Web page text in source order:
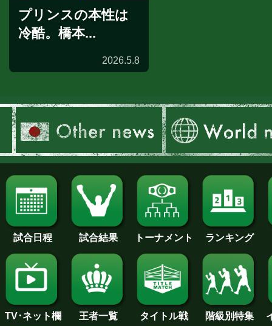
プリンスの本性は
冷酷。橋本...
2026.5.8
試合日程 試合結果 トーナメント ランキング
TV･ネット欄 王者一覧 タイトル戦 階級別特集